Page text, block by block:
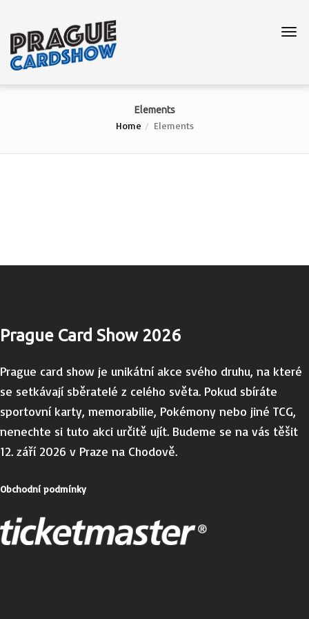
Elements
Home Elements
Prague Card Show 2026
Prague card show je unikátní akce svého druhu, na které
se setkávají sběratelé z celého světa. Pokud sbíráte
sportovní karty, memorabilie, Pokémony nebo jiné TCG,
nenechte si tuto akci určitě ujít. Budeme se na vás těšit
12. září 2026 v Praze na Chodově.
Obchodní podmínky